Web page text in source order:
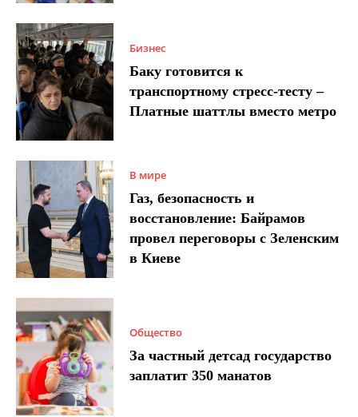
Бизнес
Баку готовится к
транспортному стресс-тесту –
Платные шаттлы вместо метро
В мире
Газ, безопасность и
восстановление: Байрамов
провел переговоры с Зеленским
в Киеве
Общество
За частный детсад государство
заплатит 350 манатов